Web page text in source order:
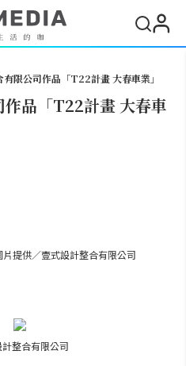
限公司作品「T22計畫 大春車業」
品「T22計畫 大春車
片提供／壹式設計整合有限公司
整合有限公司